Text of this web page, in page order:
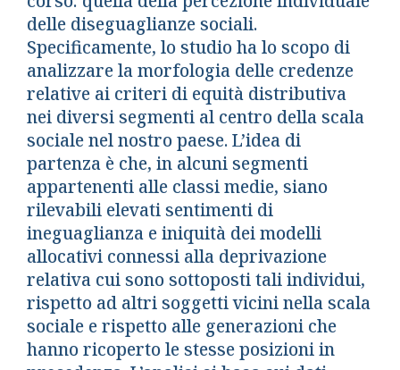
delle diseguaglianze sociali.
Specificamente, lo studio ha lo scopo di
analizzare la morfologia delle credenze
relative ai criteri di equità distributiva
nei diversi segmenti al centro della scala
sociale nel nostro paese. L’idea di
partenza è che, in alcuni segmenti
appartenenti alle classi medie, siano
rilevabili elevati sentimenti di
ineguaglianza e iniquità dei modelli
allocativi connessi alla deprivazione
relativa cui sono sottoposti tali individui,
rispetto ad altri soggetti vicini nella scala
sociale e rispetto alle generazioni che
hanno ricoperto le stesse posizioni in